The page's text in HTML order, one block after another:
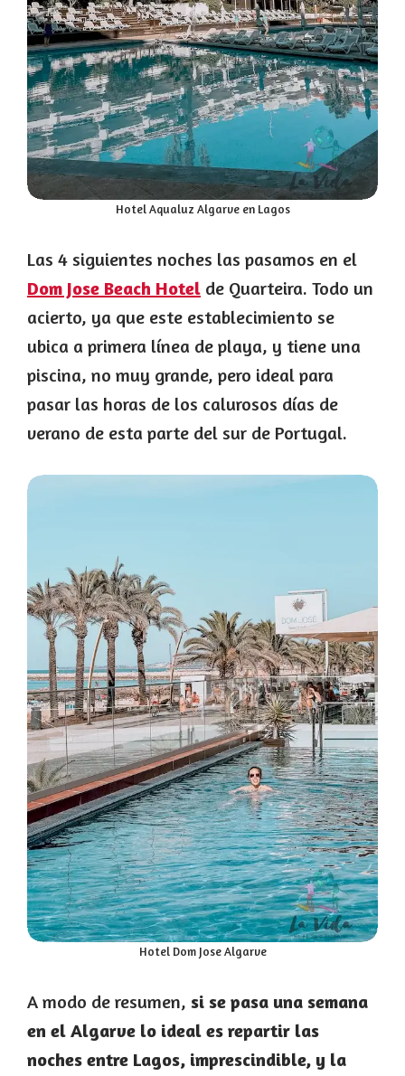
Hotel Aqualuz Algarve en Lagos
Las 4 siguientes noches las pasamos en el
Dom Jose Beach Hotel de Quarteira. Todo un
acierto, ya que este establecimiento se
ubica a primera línea de playa, y tiene una
piscina, no muy grande, pero ideal para
pasar las horas de los calurosos días de
verano de esta parte del sur de Portugal.
Hotel Dom Jose Algarve
A modo de resumen, si se pasa una semana
en el Algarve lo ideal es repartir las
noches entre Lagos, imprescindible, y la